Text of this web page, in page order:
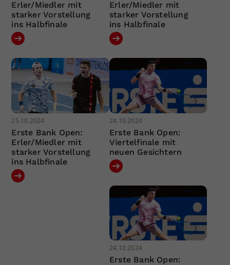
Erler/Miedler mit
starker Vorstellung
ins Halbfinale
Erler/Miedler mit
starker Vorstellung
ins Halbfinale
25.10.2024
Erste Bank Open:
Erler/Miedler mit
starker Vorstellung
ins Halbfinale
24.10.2024
Erste Bank Open:
Viertelfinale mit
neuen Gesichtern
24.10.2024
Erste Bank Open: